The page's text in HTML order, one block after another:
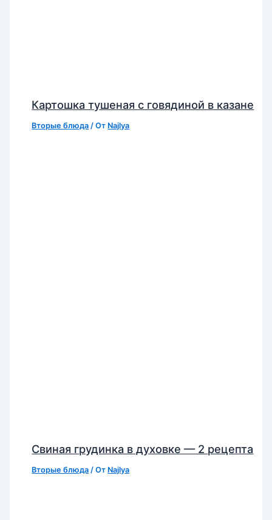
Картошка тушеная с говядиной в казане
Вторые блюда / От Najlya
Свиная грудинка в духовке — 2 рецепта
Вторые блюда / От Najlya